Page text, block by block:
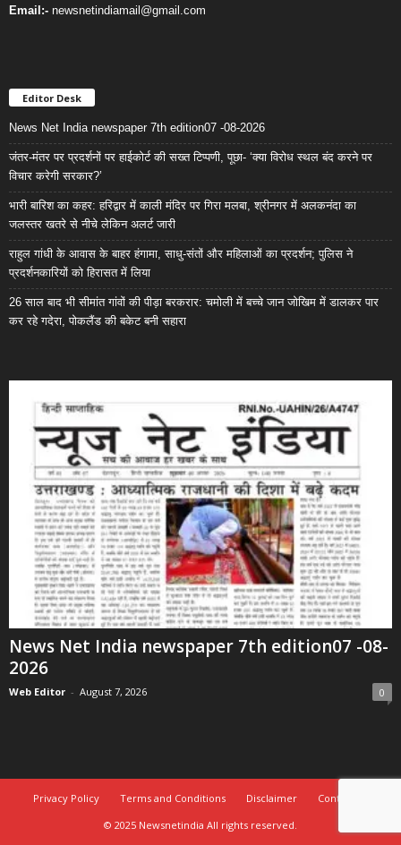
Email:- newsnetindiamail@gmail.com
Editor Desk
News Net India newspaper 7th edition07 -08-2026
जंतर-मंतर पर प्रदर्शनों पर हाईकोर्ट की सख्त टिप्पणी, पूछा- ‘क्या विरोध स्थल बंद करने पर
विचार करेगी सरकार?’
भारी बारिश का कहर: हरिद्वार में काली मंदिर पर गिरा मलबा, श्रीनगर में अलकनंदा का
जलस्तर खतरे से नीचे लेकिन अलर्ट जारी
राहुल गांधी के आवास के बाहर हंगामा, साधु-संतों और महिलाओं का प्रदर्शन; पुलिस ने
प्रदर्शनकारियों को हिरासत में लिया
26 साल बाद भी सीमांत गांवों की पीड़ा बरकरार: चमोली में बच्चे जान जोखिम में डालकर पार
कर रहे गदेरा, पोकलैंड की बकेट बनी सहारा
News Net India newspaper 7th edition07 -08-
2026
Web Editor - August 7, 2026 0
Privacy Policy Terms and Conditions Disclaimer
Contact Us
© 2025 Newsnetindia All rights reserved.